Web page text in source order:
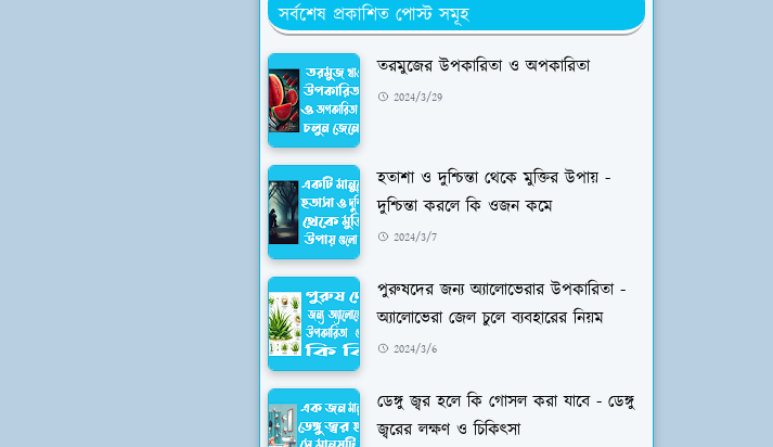
সর্বশেষ প্রকাশিত পোস্ট সমূহ
তরমুজের উপকারিতা ও অপকারিতা
2024/3/29
হতাশা ও দুশ্চিন্তা থেকে মুক্তির উপায় -
দুশ্চিন্তা করলে কি ওজন কমে
2024/3/7
পুরুষদের জন্য অ্যালোভেরার উপকারিতা -
অ্যালোভেরা জেল চুলে ব্যবহারের নিয়ম
2024/3/6
ডেঙ্গু জ্বর হলে কি গোসল করা যাবে - ডেঙ্গু
জ্বরের লক্ষণ ও চিকিৎসা